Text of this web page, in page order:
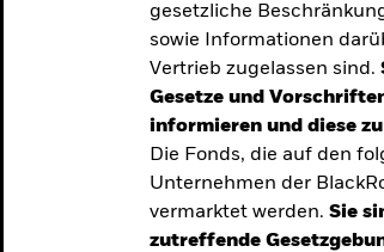
gesetzliche
sowie Informationen
Vertrieb zugelassen sind.
Gesetze und
informieren und diese
Die Fonds, die auf den
Unternehmen der
vermarktet werden. Sie
zutreffende